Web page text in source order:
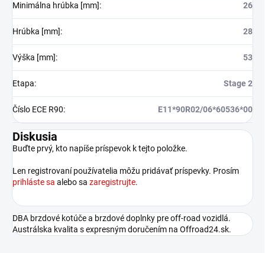
Minimálna hrúbka [mm]: 26
Hrúbka [mm]: 28
Výška [mm]: 53
Etapa: Stage 2
Číslo ECE R90: E11*90R02/06*60536*00
Diskusia
Buďte prvý, kto napíše príspevok k tejto položke.
Len registrovaní používatelia môžu pridávať príspevky. Prosím
prihláste sa alebo sa zaregistrujte.
DBA brzdové kotúče a brzdové doplnky pre off-road vozidlá.
Austrálska kvalita s expresným doručením na Offroad24.sk.